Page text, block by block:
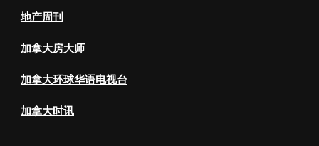
地产周刊
加拿大房大师
加拿大环球华语电视台
加拿大时讯